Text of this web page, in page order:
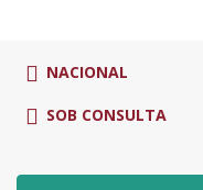
NACIONAL
SOB CONSULTA